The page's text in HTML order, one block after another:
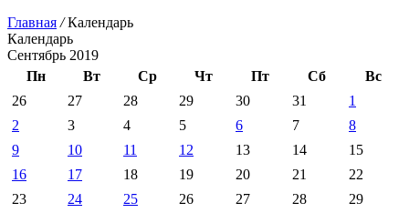
Главная /Календарь
Календарь
Сентябрь 2019
Пн
Вт Ср Чт Пт Сб
Вс
26
27 28 29 30 31
1
2
3 4 5 6 7
8
9
10 11 12 13 14
15
16
17 18 19 20 21
22
23
24 25 26 27 28
29